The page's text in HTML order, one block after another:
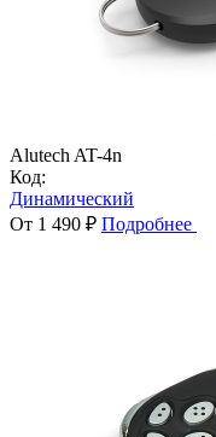
Alutech AT-4n
Код:
Динамический
От 1 490 ₽ Подробнее